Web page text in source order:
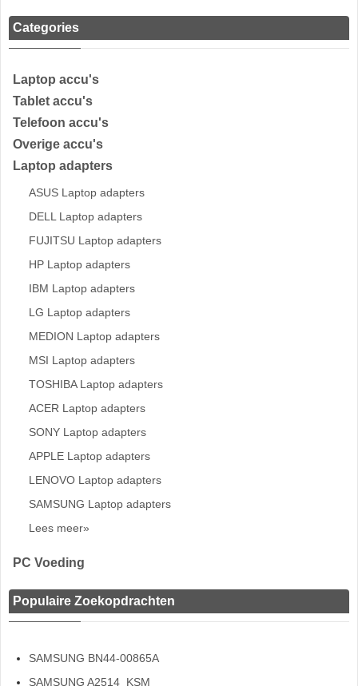
Categories
Laptop accu's
Tablet accu's
Telefoon accu's
Overige accu's
Laptop adapters
ASUS Laptop adapters
DELL Laptop adapters
FUJITSU Laptop adapters
HP Laptop adapters
IBM Laptop adapters
LG Laptop adapters
MEDION Laptop adapters
MSI Laptop adapters
TOSHIBA Laptop adapters
ACER Laptop adapters
SONY Laptop adapters
APPLE Laptop adapters
LENOVO Laptop adapters
SAMSUNG Laptop adapters
Lees meer»
PC Voeding
Populaire Zoekopdrachten
SAMSUNG BN44-00865A
SAMSUNG A2514_KSM